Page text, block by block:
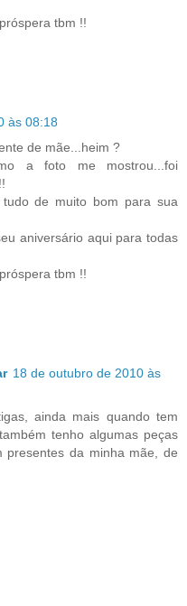
tbm !!
às 08:18
de mãe...heim ?
a foto me mostrou...foi
de muito bom para sua
aniversário aqui para todas
tbm !!
18 de outubro de 2010 às
ainda mais quando tem
tenho algumas peças
da minha mãe, de